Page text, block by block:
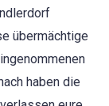
übermächtige
haben die